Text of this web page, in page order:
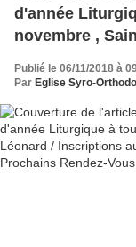
d'année Liturgique à tous!/
novembre ,
Fêtes de la Nativité au Monastère/ Prochains
Rendez-Vous Liturgiques de Novembre et
Publié le 06/11/2018 à
Par Eglise Syro-